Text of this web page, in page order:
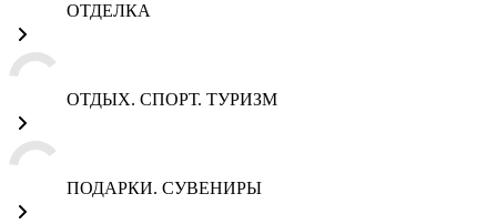
ОТДЕЛКА
ОТДЫХ. СПОРТ. ТУРИЗМ
ПОДАРКИ. СУВЕНИРЫ